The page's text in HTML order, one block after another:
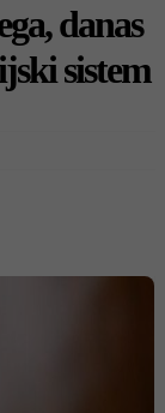
danas
sistem